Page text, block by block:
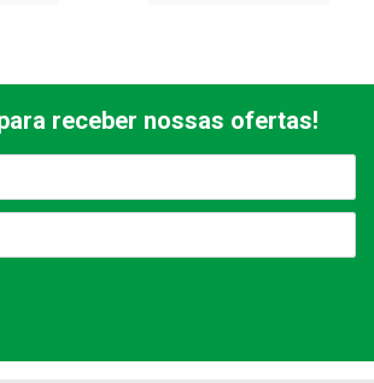
receber nossas ofertas!